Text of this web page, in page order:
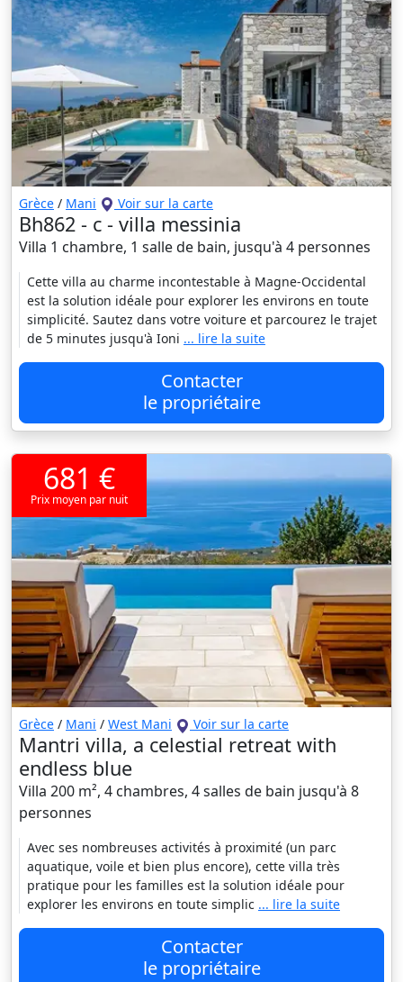
Grèce / Mani Voir sur la carte
Bh862 - c - villa messinia
Villa 1 chambre, 1 salle de bain, jusqu'à 4 personnes
Cette villa au charme incontestable à Magne-Occidental
est la solution idéale pour explorer les environs en toute
simplicité. Sautez dans votre voiture et parcourez le trajet
de 5 minutes jusqu'à Ioni ... lire la suite
Contacter
le propriétaire
681 €
Prix moyen par nuit
Grèce / Mani / West Mani Voir sur la carte
Mantri villa, a celestial retreat with
endless blue
Villa 200 m², 4 chambres, 4 salles de bain jusqu'à 8
personnes
Avec ses nombreuses activités à proximité (un parc
aquatique, voile et bien plus encore), cette villa très
pratique pour les familles est la solution idéale pour
explorer les environs en toute simplic ... lire la suite
Contacter
le propriétaire